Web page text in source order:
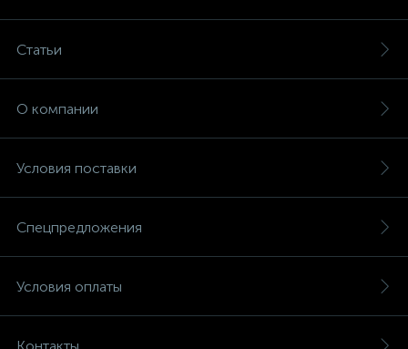
Статьи
О компании
Условия поставки
Спецпредложения
Условия оплаты